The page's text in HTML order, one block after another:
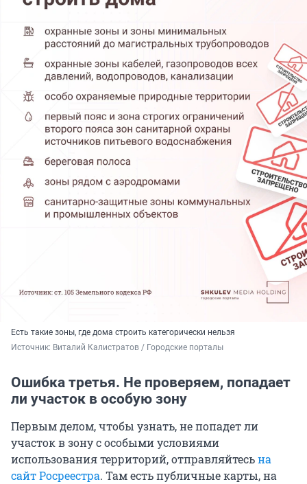
Есть такие зоны, где дома строить категорически нельзя
Источник: Виталий Калистратов / Городские порталы
Ошибка третья. Не проверяем, попадает
ли участок в особую зону
Первым делом, чтобы узнать, не попадет ли
участок в зону с особыми условиями
использования территорий, отправляйтесьна
сайт Росреестра. Там есть публичные карты, на